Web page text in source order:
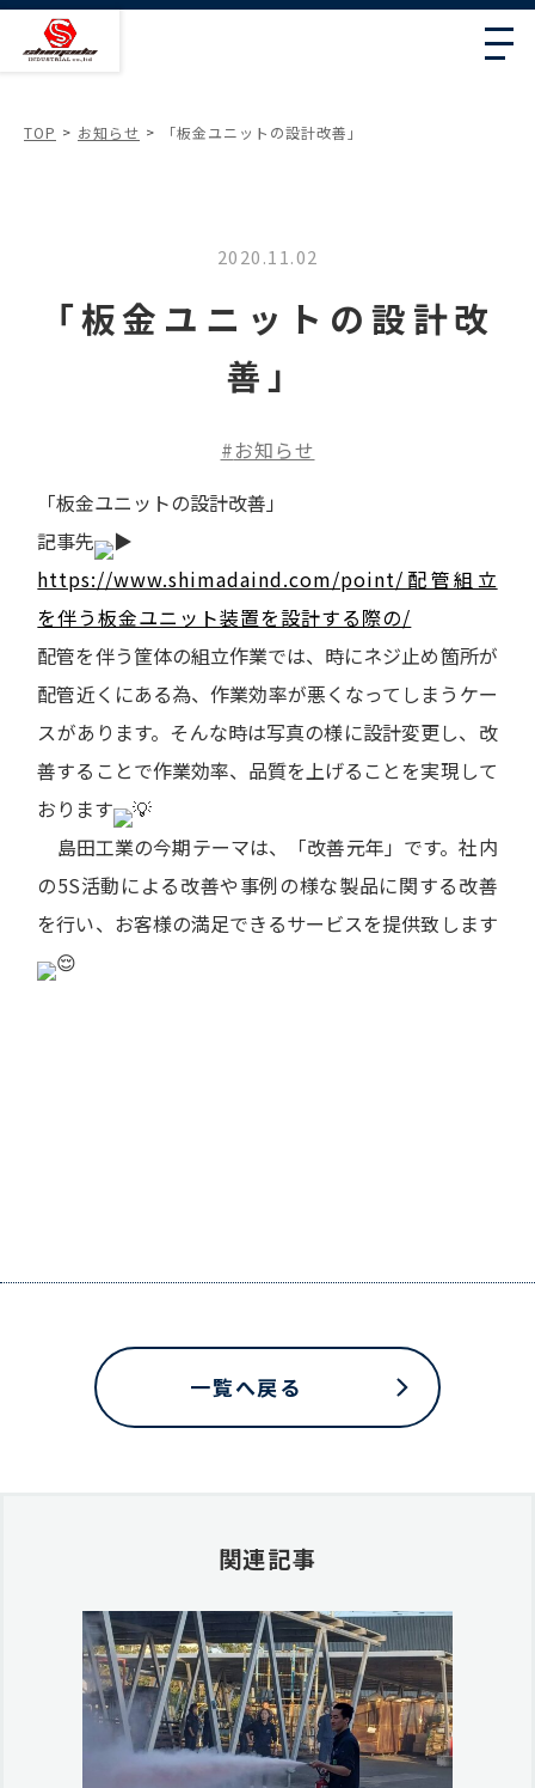
TOP お知らせ 「板金ユニットの設計改善」
2020.11.02
「板金ユニットの設計改
善」
お知らせ
「板金ユニットの設計改善」
記事先
https://www.shimadaind.com/point/配管組立
を伴う板金ユニット装置を設計する際の/
配管を伴う筐体の組立作業では、時にネジ止め箇所が
配管近くにある為、作業効率が悪くなってしまうケー
スがあります。そんな時は写真の様に設計変更し、改
善することで作業効率、品質を上げることを実現して
おります
島田工業の今期テーマは、「改善元年」です。社内
の5S活動による改善や事例の様な製品に関する改善
を行い、お客様の満足できるサービスを提供致します
一覧へ戻る
関連記事